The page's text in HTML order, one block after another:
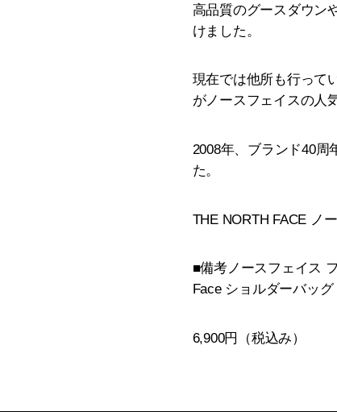
高品質のグースダウン
けました。
現在では他所も行って
がノースフェイスの人
2008年、ブランド40
た。
THE NORTH FACE ノ
■備考ノースフェイス
Face ショルダーバッ
6,900円（税込み）